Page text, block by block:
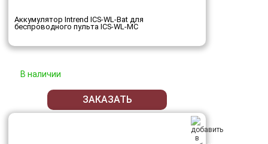
Аккумулятор Intrend ICS-WL-Bat для
беспроводного пульта ICS-WL-MC
В наличии
ЗАКАЗАТЬ